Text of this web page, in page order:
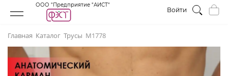
ООО "Предприятие "АИСТ"
Войти
Главная Каталог Трусы М1778